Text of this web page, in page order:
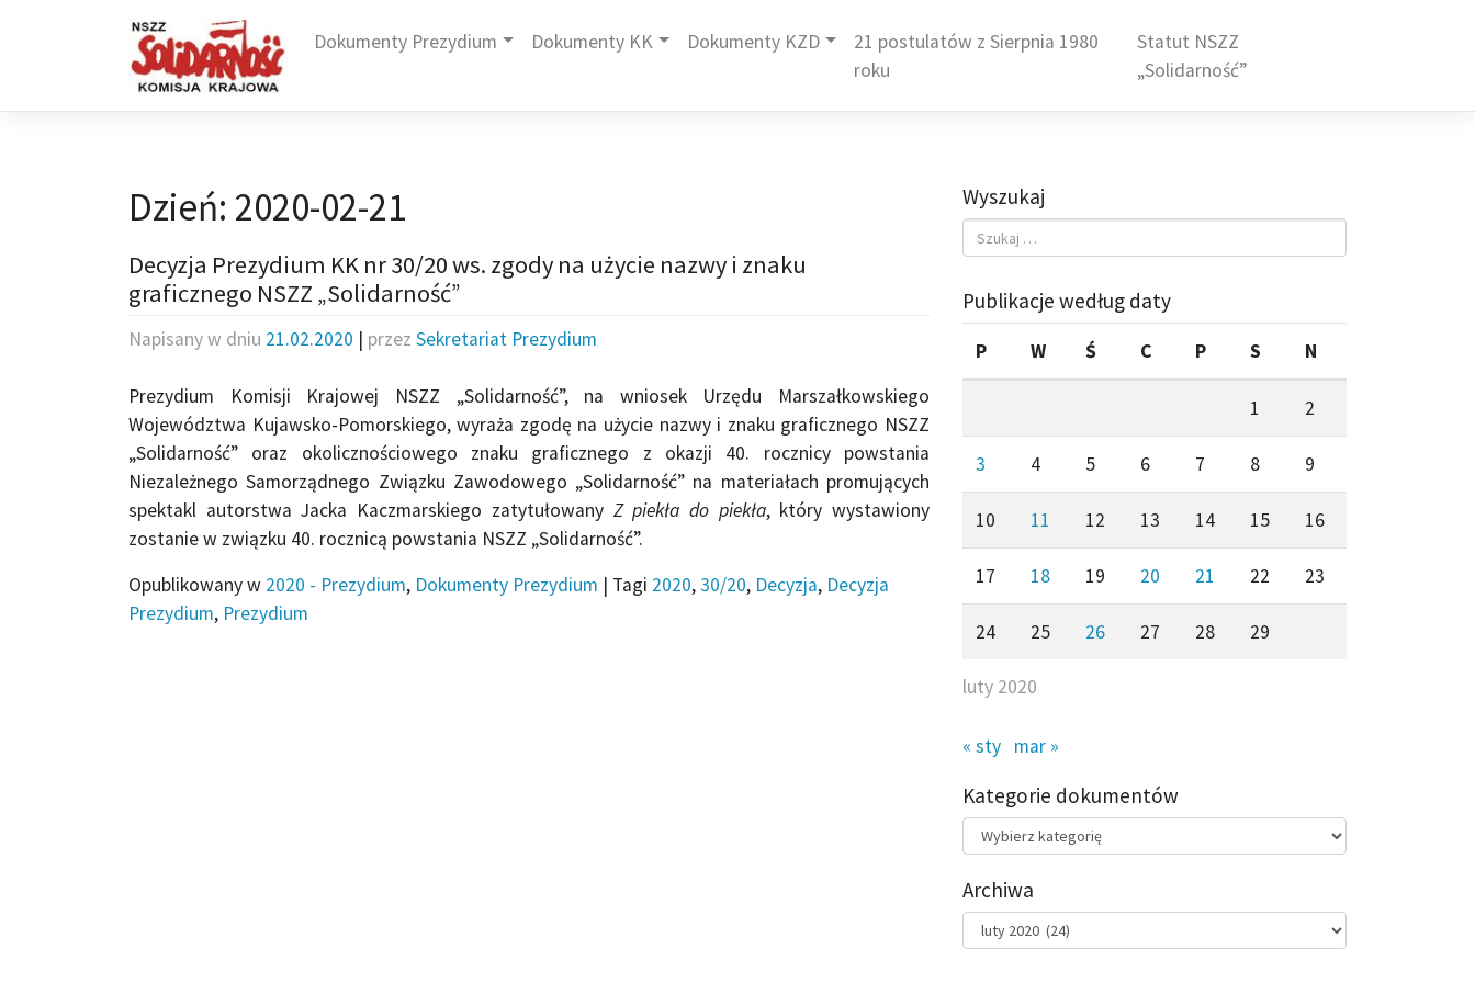
Dokumenty Prezydium Dokumenty KK Dokumenty KZD
21 postulatów z Sierpnia 1980
roku
Statut NSZZ
„Solidarność”
Dzień: 2020-02-21
Decyzja Prezydium KK nr 30/20 ws. zgody na użycie nazwy i znaku
graficznego NSZZ „Solidarność”
Napisany w dniu 21.02.2020 | przez Sekretariat Prezydium
Prezydium Komisji Krajowej NSZZ „Solidarność”, na wniosek Urzędu Marszałkowskiego
Województwa Kujawsko-Pomorskiego, wyraża zgodę na użycie nazwy i znaku graficznego NSZZ
„Solidarność” oraz okolicznościowego znaku graficznego z okazji 40. rocznicy powstania
Niezależnego Samorządnego Związku Zawodowego „Solidarność” na materiałach promujących
spektakl autorstwa Jacka Kaczmarskiego zatytułowany Z piekła do piekła, który wystawiony
zostanie w związku 40. rocznicą powstania NSZZ „Solidarność”.
Opublikowany w 2020 - Prezydium, Dokumenty Prezydium | Tagi 2020,30/20, Decyzja, Decyzja
Prezydium, Prezydium
Wyszukaj
Publikacje według daty
luty 2020
P W Ś C P S N
1 2
3 4 5 6 7 8 9
10 11 12 13 14 15 16
17 18 19 20 21 22 23
24 25 26 27 28 29
« sty mar »
Kategorie dokumentów
Kategorie
dokumentów
Archiwa
Archiwa